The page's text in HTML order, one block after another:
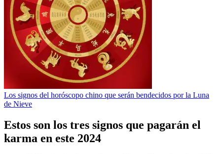
Los signos del horóscopo chino que serán bendecidos por la Luna
de Nieve
Estos son los tres signos que pagarán el
karma en este 2024